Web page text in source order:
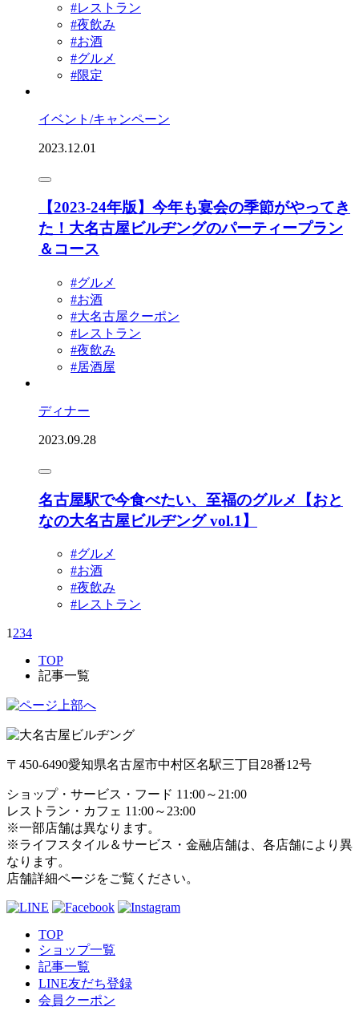
#レストラン
#夜飲み
#お酒
#グルメ
#限定
イベント/キャンペーン
2023.12.01
【2023-24年版】今年も宴会の季節がやってき
た！大名古屋ビルヂングのパーティープラン
＆コース
#グルメ
#お酒
#大名古屋クーポン
#レストラン
#夜飲み
#居酒屋
ディナー
2023.09.28
名古屋駅で今食べたい、至福のグルメ【おと
なの大名古屋ビルヂング vol.1】
#グルメ
#お酒
#夜飲み
#レストラン
1 234
TOP
記事一覧
〒450-6490愛知県名古屋市中村区名駅三丁目28番12号
ショップ・サービス・フード 11:00～21:00
レストラン・カフェ 11:00～23:00
※一部店舗は異なります。
※ライフスタイル＆サービス・金融店舗は、各店舗により異
なります。
店舗詳細ページをご覧ください。
TOP
ショップ一覧
記事一覧
LINE友だち登録
会員クーポン